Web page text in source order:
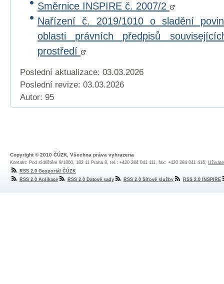
Směrnice INSPIRE č. 2007/2
Nařízení č. 2019/1010 o sladění
oblasti právních předpisů
prostředí
Poslední aktualizace: 03.03.2026
Poslední revize: 03.03.2026
Autor: 95
Copyright © 2010 ČÚZK, Všechna práva vyhrazena
Kontakt: Pod sídlištěm 9/1800, 182 11 Praha 8, tel.: +420 284 041 111, fax: +420 284 041 416,
RSS 2.0 Geoportál ČÚZK
RSS 2.0 Aplikace
RSS 2.0 Datové sady RSS 2.0 Síťové služby RSS 2.0 INSPIRE